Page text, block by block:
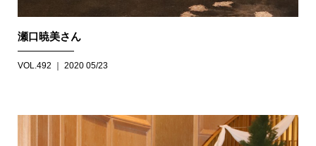
瀬口暁美さん
VOL.492 ｜ 2020 05/23